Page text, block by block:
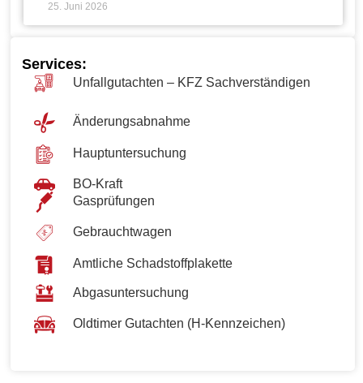
25. Juni 2026
Services:
Unfallgutachten – KFZ Sachverständigen
Änderungsabnahme
Hauptuntersuchung
BO-Kraft
Gasprüfungen
Gebrauchtwagen
Amtliche Schadstoffplakette
Abgasuntersuchung
Oldtimer Gutachten (H-Kennzeichen)